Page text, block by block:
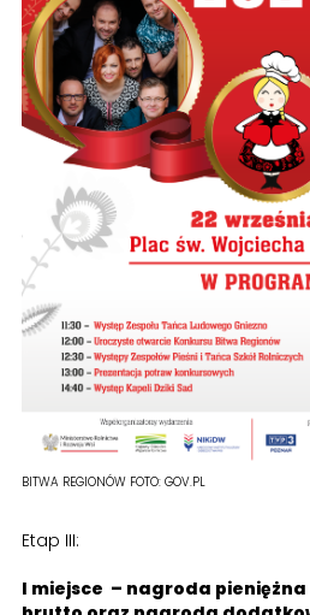
BITWA REGIONÓW FOTO: GOV.PL
Etap III:
I miejsce – nagroda pieniężna